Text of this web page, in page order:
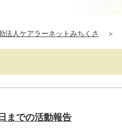
法人ケアラーネットみちくさ ＞
までの活動報告